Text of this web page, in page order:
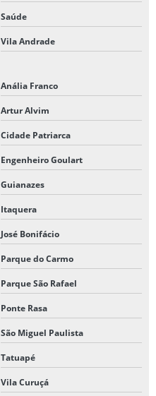
Saúde
Vila Andrade
Anália Franco
Artur Alvim
Cidade Patriarca
Engenheiro Goulart
Guianazes
Itaquera
José Bonifácio
Parque do Carmo
Parque São Rafael
Ponte Rasa
São Miguel Paulista
Tatuapé
Vila Curuçá